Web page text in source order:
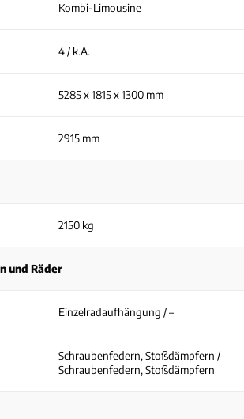
Kombi-Limousine
4 / k.A.
5285 x 1815 x 1300 mm
2915 mm
2150 kg
und Räder
Einzelradaufhängung / –
Schraubenfedern, Stoßdämpfern /
Schraubenfedern, Stoßdämpfern